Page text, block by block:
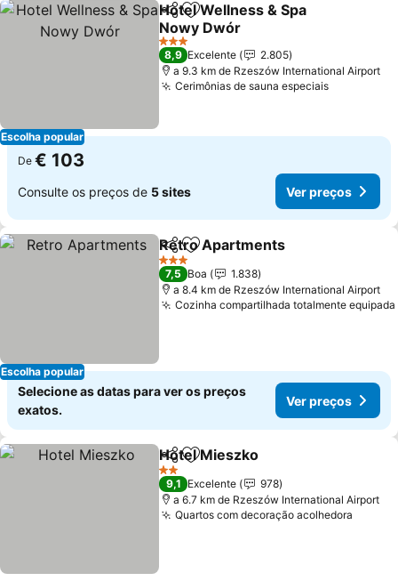
Escolha popular
PartilharAdicionar aos favoritos
Hotel Wellness & Spa
Nowy Dwór
3 Estrelas
8,9 Excelente
2.805
a 9.3 km de Rzeszów International Airport
Cerimônias de sauna especiais
De € 103
Consulte os preços de 5 sites Ver preços
Escolha popular
PartilharAdicionar aos favoritos
Retro Apartments
3 Estrelas
7,5 Boa
1.838
a 8.4 km de Rzeszów International Airport
Cozinha compartilhada totalmente equipada
Selecione as datas para ver os preços
exatos.
Ver preços
PartilharAdicionar aos favoritos
Hotel Mieszko
2 Estrelas
9,1 Excelente
978
a 6.7 km de Rzeszów International Airport
Quartos com decoração acolhedora